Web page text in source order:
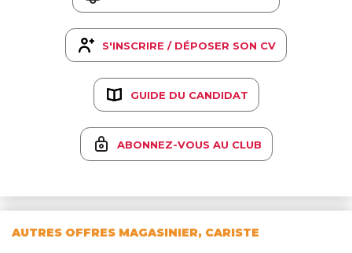
S'INSCRIRE / DÉPOSER SON CV
GUIDE DU CANDIDAT
ABONNEZ-VOUS AU CLUB
AUTRES OFFRES MAGASINIER, CARISTE